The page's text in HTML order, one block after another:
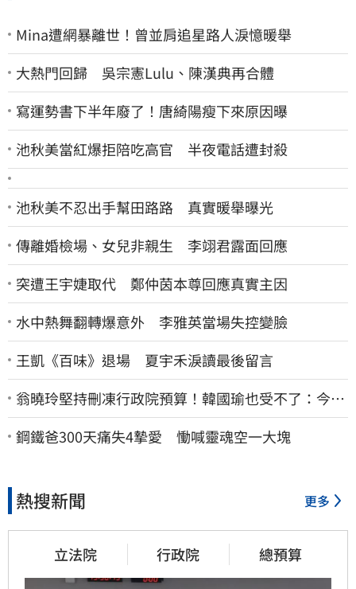
Mina遭網暴離世！曾並肩追星路人淚憶暖舉
大熱門回歸 吳宗憲Lulu、陳漢典再合體
寫運勢書下半年廢了！唐綺陽瘦下來原因曝
池秋美當紅爆拒陪吃高官 半夜電話遭封殺
池秋美不忍出手幫田路路 真實暖舉曝光
傳離婚檢場、女兒非親生 李翊君露面回應
突遭王宇婕取代 鄭仲茵本尊回應真實主因
水中熱舞翻轉爆意外 李雅英當場失控變臉
王凱《百味》退場 夏宇禾淚讀最後留言
翁曉玲堅持刪凍行政院預算！韓國瑜也受不了：今年
剩4個月你思考一下
鋼鐵爸300天痛失4摯愛 慟喊靈魂空一大塊
熱搜新聞 更多
立法院 行政院 總預算